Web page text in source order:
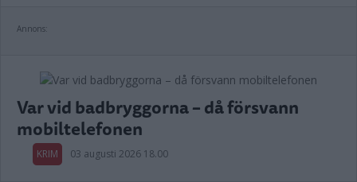
Annons:
Var vid badbryggorna – då försvann
mobiltelefonen
KRIM 03 augusti 2026 18.00